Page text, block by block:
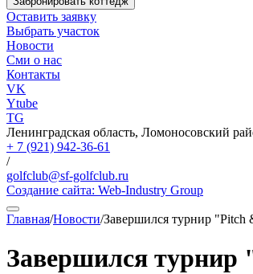
Оставить заявку
Выбрать участок
Новости
Сми о нас
Контакты
VK
Ytube
TG
Ленинградская область, Ломоносовский
+ 7 (921) 942-36-61
/
golfclub@sf-golfclub.ru
Создание сайта: Web-Industry Group
Главная/Новости/Завершился турнир "Pitch
Завершился